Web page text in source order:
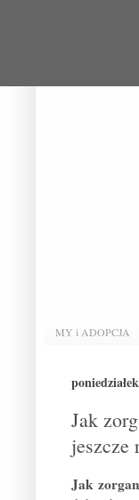
MY i ADOPCJA
Jak
jeszcze
Jak